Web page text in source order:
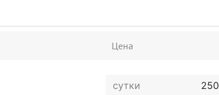
атмосферой Москвы и открыть для себя
магазины, кафе и транспортные
Цена
сутки